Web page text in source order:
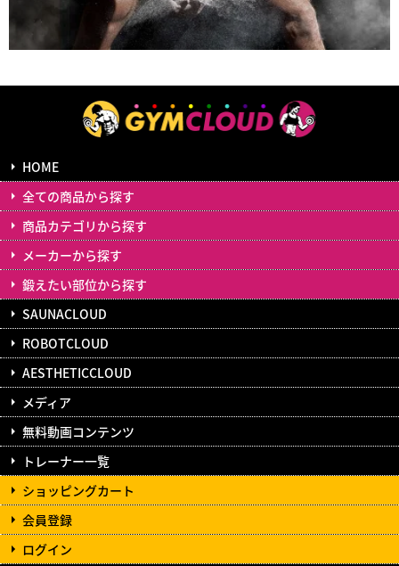
HOME
全ての商品から探す
商品カテゴリから探す
メーカーから探す
鍛えたい部位から探す
SAUNACLOUD
ROBOTCLOUD
AESTHETICCLOUD
メディア
無料動画コンテンツ
トレーナー一覧
ショッピングカート
会員登録
ログイン